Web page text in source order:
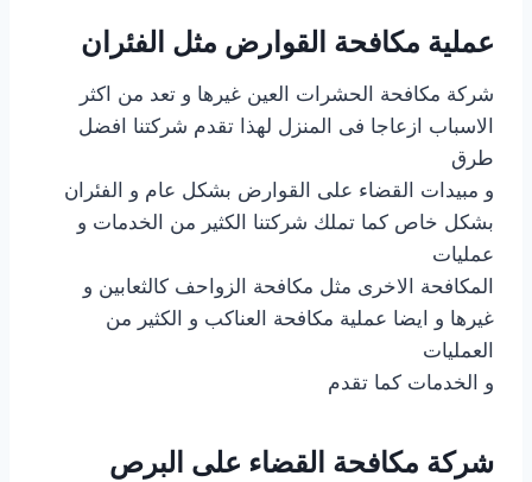
عملية مكافحة القوارض مثل الفئران
شركة مكافحة الحشرات العين غيرها و تعد من اكثر
الاسباب ازعاجا فى المنزل لهذا تقدم شركتنا افضل
طرق
و مبيدات القضاء على القوارض بشكل عام و الفئران
بشكل خاص كما تملك شركتنا الكثير من الخدمات و
عمليات
المكافحة الاخرى مثل مكافحة الزواحف كالثعابين و
غيرها و ايضا عملية مكافحة العناكب و الكثير من
العمليات
و الخدمات كما تقدم
شركة مكافحة القضاء على البرص